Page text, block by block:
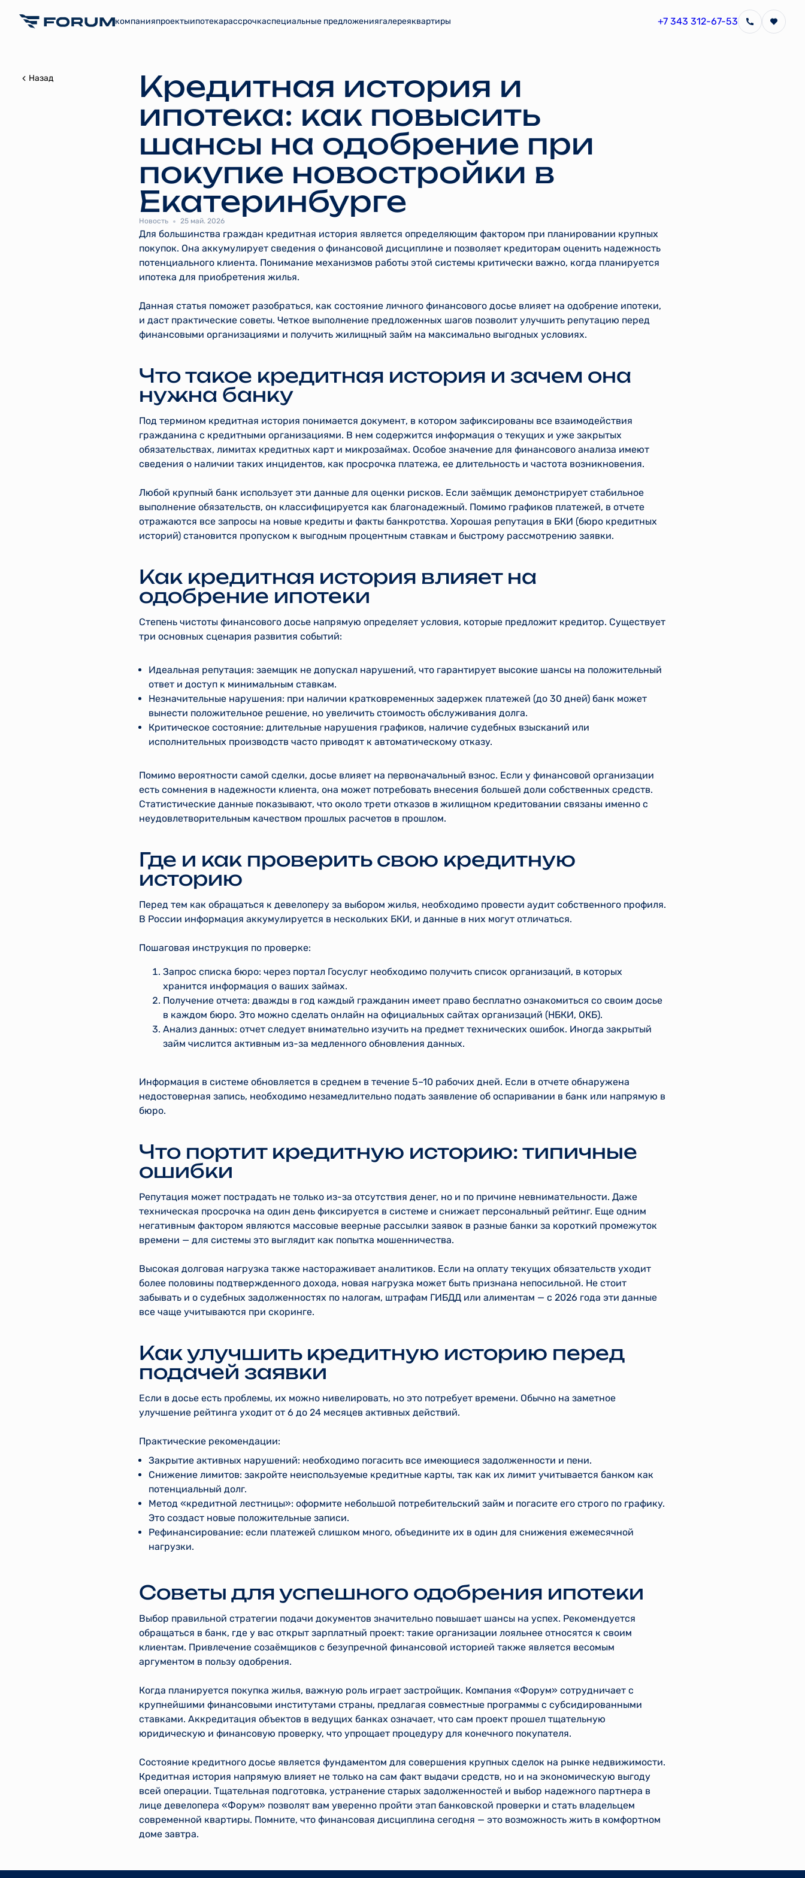
компанияпроектыипотекарассрочкаспециальные предложениягалереяквартиры +7 343 312-67-53
Назад
Кредитная история и
ипотека: как повысить
шансы на одобрение при
покупке новостройки в
Екатеринбурге
Новость 25 май. 2026
Для большинства граждан кредитная история является определяющим фактором при планировании крупных
покупок. Она аккумулирует сведения о финансовой дисциплине и позволяет кредиторам оценить надежность
потенциального клиента. Понимание механизмов работы этой системы критически важно, когда планируется
ипотека для приобретения жилья.
Данная статья поможет разобраться, как состояние личного финансового досье влияет на одобрение ипотеки,
и даст практические советы. Четкое выполнение предложенных шагов позволит улучшить репутацию перед
финансовыми организациями и получить жилищный займ на максимально выгодных условиях.
Что такое кредитная история и зачем она
нужна банку
Под термином кредитная история понимается документ, в котором зафиксированы все взаимодействия
гражданина с кредитными организациями. В нем содержится информация о текущих и уже закрытых
обязательствах, лимитах кредитных карт и микрозаймах. Особое значение для финансового анализа имеют
сведения о наличии таких инцидентов, как просрочка платежа, ее длительность и частота возникновения.
Любой крупный банк использует эти данные для оценки рисков. Если заёмщик демонстрирует стабильное
выполнение обязательств, он классифицируется как благонадежный. Помимо графиков платежей, в отчете
отражаются все запросы на новые кредиты и факты банкротства. Хорошая репутация в БКИ (бюро кредитных
историй) становится пропуском к выгодным процентным ставкам и быстрому рассмотрению заявки.
Как кредитная история влияет на
одобрение ипотеки
Степень чистоты финансового досье напрямую определяет условия, которые предложит кредитор. Существует
три основных сценария развития событий:
Идеальная репутация: заемщик не допускал нарушений, что гарантирует высокие шансы на положительный
ответ и доступ к минимальным ставкам.
Незначительные нарушения: при наличии кратковременных задержек платежей (до 30 дней) банк может
вынести положительное решение, но увеличить стоимость обслуживания долга.
Критическое состояние: длительные нарушения графиков, наличие судебных взысканий или
исполнительных производств часто приводят к автоматическому отказу.
Помимо вероятности самой сделки, досье влияет на первоначальный взнос. Если у финансовой организации
есть сомнения в надежности клиента, она может потребовать внесения большей доли собственных средств.
Статистические данные показывают, что около трети отказов в жилищном кредитовании связаны именно с
неудовлетворительным качеством прошлых расчетов в прошлом.
Где и как проверить свою кредитную
историю
Перед тем как обращаться к девелоперу за выбором жилья, необходимо провести аудит собственного профиля.
В России информация аккумулируется в нескольких БКИ, и данные в них могут отличаться.
Пошаговая инструкция по проверке:
Запрос списка бюро: через портал Госуслуг необходимо получить список организаций, в которых
хранится информация о ваших займах.
Получение отчета: дважды в год каждый гражданин имеет право бесплатно ознакомиться со своим досье
в каждом бюро. Это можно сделать онлайн на официальных сайтах организаций (НБКИ, ОКБ).
Анализ данных: отчет следует внимательно изучить на предмет технических ошибок. Иногда закрытый
займ числится активным из-за медленного обновления данных.
Информация в системе обновляется в среднем в течение 5–10 рабочих дней. Если в отчете обнаружена
недостоверная запись, необходимо незамедлительно подать заявление об оспаривании в банк или напрямую в
бюро.
Что портит кредитную историю: типичные
ошибки
Репутация может пострадать не только из-за отсутствия денег, но и по причине невнимательности. Даже
техническая просрочка на один день фиксируется в системе и снижает персональный рейтинг. Еще одним
негативным фактором являются массовые веерные рассылки заявок в разные банки за короткий промежуток
времени — для системы это выглядит как попытка мошенничества.
Высокая долговая нагрузка также настораживает аналитиков. Если на оплату текущих обязательств уходит
более половины подтвержденного дохода, новая нагрузка может быть признана непосильной. Не стоит
забывать и о судебных задолженностях по налогам, штрафам ГИБДД или алиментам — с 2026 года эти данные
все чаще учитываются при скоринге.
Как улучшить кредитную историю перед
подачей заявки
Если в досье есть проблемы, их можно нивелировать, но это потребует времени. Обычно на заметное
улучшение рейтинга уходит от 6 до 24 месяцев активных действий.
Практические рекомендации:
Закрытие активных нарушений: необходимо погасить все имеющиеся задолженности и пени.
Снижение лимитов: закройте неиспользуемые кредитные карты, так как их лимит учитывается банком как
потенциальный долг.
Метод «кредитной лестницы»: оформите небольшой потребительский займ и погасите его строго по графику.
Это создаст новые положительные записи.
Рефинансирование: если платежей слишком много, объедините их в один для снижения ежемесячной
нагрузки.
Советы для успешного одобрения ипотеки
Выбор правильной стратегии подачи документов значительно повышает шансы на успех. Рекомендуется
обращаться в банк, где у вас открыт зарплатный проект: такие организации лояльнее относятся к своим
клиентам. Привлечение созаёмщиков с безупречной финансовой историей также является весомым
аргументом в пользу одобрения.
Когда планируется покупка жилья, важную роль играет застройщик. Компания «Форум» сотрудничает с
крупнейшими финансовыми институтами страны, предлагая совместные программы с субсидированными
ставками. Аккредитация объектов в ведущих банках означает, что сам проект прошел тщательную
юридическую и финансовую проверку, что упрощает процедуру для конечного покупателя.
Состояние кредитного досье является фундаментом для совершения крупных сделок на рынке недвижимости.
Кредитная история напрямую влияет не только на сам факт выдачи средств, но и на экономическую выгоду
всей операции. Тщательная подготовка, устранение старых задолженностей и выбор надежного партнера в
лице девелопера «Форум» позволят вам уверенно пройти этап банковской проверки и стать владельцем
современной квартиры. Помните, что финансовая дисциплина сегодня — это возможность жить в комфортном
доме завтра.